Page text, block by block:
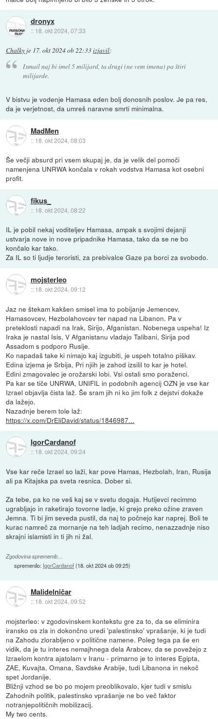
dronyx
:: 18. okt 2024, 07:33
Chalky je 17. okt 2024 ob 22:33izjavil:
Ismail naj bi imel 5 milijard, ta drugi (ne vem imena) pa štiri
milijarde.
V bistvu je vodenje Hamasa eden bolj donosnih poslov. Je pa res,
da je verjetnost, da umreš naravne smrti minimalna.
MadMen
:: 18. okt 2024, 08:03
Še večji absurd pri vsem skupaj je, da je velik del pomoči
namenjena UNRWA končala v rokah vodstva Hamasa kot osebni
profit.
fikus_
:: 18. okt 2024, 08:22
IL je pobil nekaj voditeljev Hamasa, ampak s svojimi dejanji
ustvarja nove in nove pripadnike Hamasa, tako da se ne bo
končalo kar tako.
Za IL so ti ljudje teroristi, za prebivalce Gaze pa borci za svobodo.
mojsterleo
:: 18. okt 2024, 09:12
Jaz ne štekam kakšen smisel ima to pobijanje Jemencev,
Hamasovcev, Hezbolahovcev ter napad na Libanon. Pa v
preteklosti napadi na Irak, Sirijo, Afganistan. Nobenega uspeha! Iz
Iraka je nastal Isis, V Afganistanu vladajo Talibani, Sirija pod
Assadom s podporo Rusije.
Ko napadaš take ki nimajo kaj izgubiti, je uspeh totalno piškav.
Edina izjema je Srbija, Pri njiih je zahod izsilil to kar je hotel.
Edini zmagovalec je orožarski lobi. Vsi ostali smo poraženci.
Pa kar se tiče UNRWA, UNIFIL in podobnih agencij OZN je vse kar
Izrael objavlja čista laž. Še sram jih ni ko jim folk z dejstvi dokaže
da lažejo.
Nazadnje berem tole laž:
https://x.com/DrEliDavid/status/1846987...
IgorCardanof
:: 18. okt 2024, 09:24
Vse kar reče Izrael so laži, kar pove Hamas, Hezbolah, Iran, Rusija
ali pa Kitajska pa sveta resnica. Dober si.
Za tebe, pa ko ne veš kaj se v svetu dogaja. Hutijevci recimmo
ugrabljajo in raketirajo tovorne ladje, ki grejo preko ožine zraven
Jemna. Ti bi jim seveda pustil, da naj to počnejo kar naprej. Boli te
kurac namreč za mornanje na teh ladjah recimo, nenazzadnje niso
skrajni islamisti in ti jih ni žal.
Zgodovina sprememb…
spremenilo: IgorCardanof(18. okt 2024 ob 09:25)
Malidelničar
:: 18. okt 2024, 09:52
mojsterleo: v zgodovinskem kontekstu gre za to, da se eliminira
iransko os zla in dokončno uredi 'palestinsko' vprašanje, ki je tudi
na Zahodu zlorabljeno v politične namene. Poleg tega pa še en
vidik, da je tu interes nemajhnega dela Arabcev, da se povežejo z
Izraelom kontra ajatolam v Iranu - primarno je to interes Egipta,
ZAE, Kuvajta, Omana, Savdske Arabije, tudi Libanona in nekoč
spet Jordanije.
Bližnji vzhod se bo po mojem preoblikovalo, kjer tudi v smislu
Zahodnih politik, palestinsko vprašanje ne bo več faktor
notranjepolitičnih mobilizacij.
My two cents.